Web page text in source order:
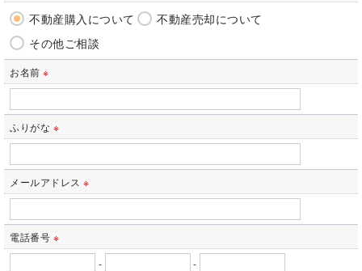
当社では、利用目的の達成に必要な範囲において、個人情報を外部に委
託する場合があります。
これらの委託先に対しては個人情報保護契約等の措置をとり、適切な監
督を行います。
当社では、個人情報の漏洩等がなされないよう、適切に安全管理対策を
実施します。
必要な情報を頂けない場合は、それに対応した当社のサービスをご提供
できない場合がございますので予めご了承ください。
＜個人情報の開示･訂正・削除･利用停止の手続について＞
当社では、お客様の個人情報の開示･訂正･削除・利用停止の手続を定め
させて頂いております。
ご本人である事を確認のうえ、対応させて頂きます。
不動産購入について
不動産売却について
その他ご相談
お名前 ※
ふりがな ※
メールアドレス ※
電話番号 ※
-
-